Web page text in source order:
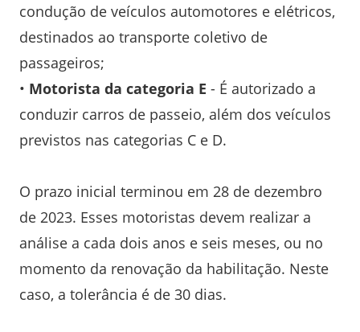
condução de veículos automotores e elétricos,
destinados ao transporte coletivo de
passageiros;
• Motorista da categoria E - É autorizado a
conduzir carros de passeio, além dos veículos
previstos nas categorias C e D.
O prazo inicial terminou em 28 de dezembro
de 2023. Esses motoristas devem realizar a
análise a cada dois anos e seis meses, ou no
momento da renovação da habilitação. Neste
caso, a tolerância é de 30 dias.